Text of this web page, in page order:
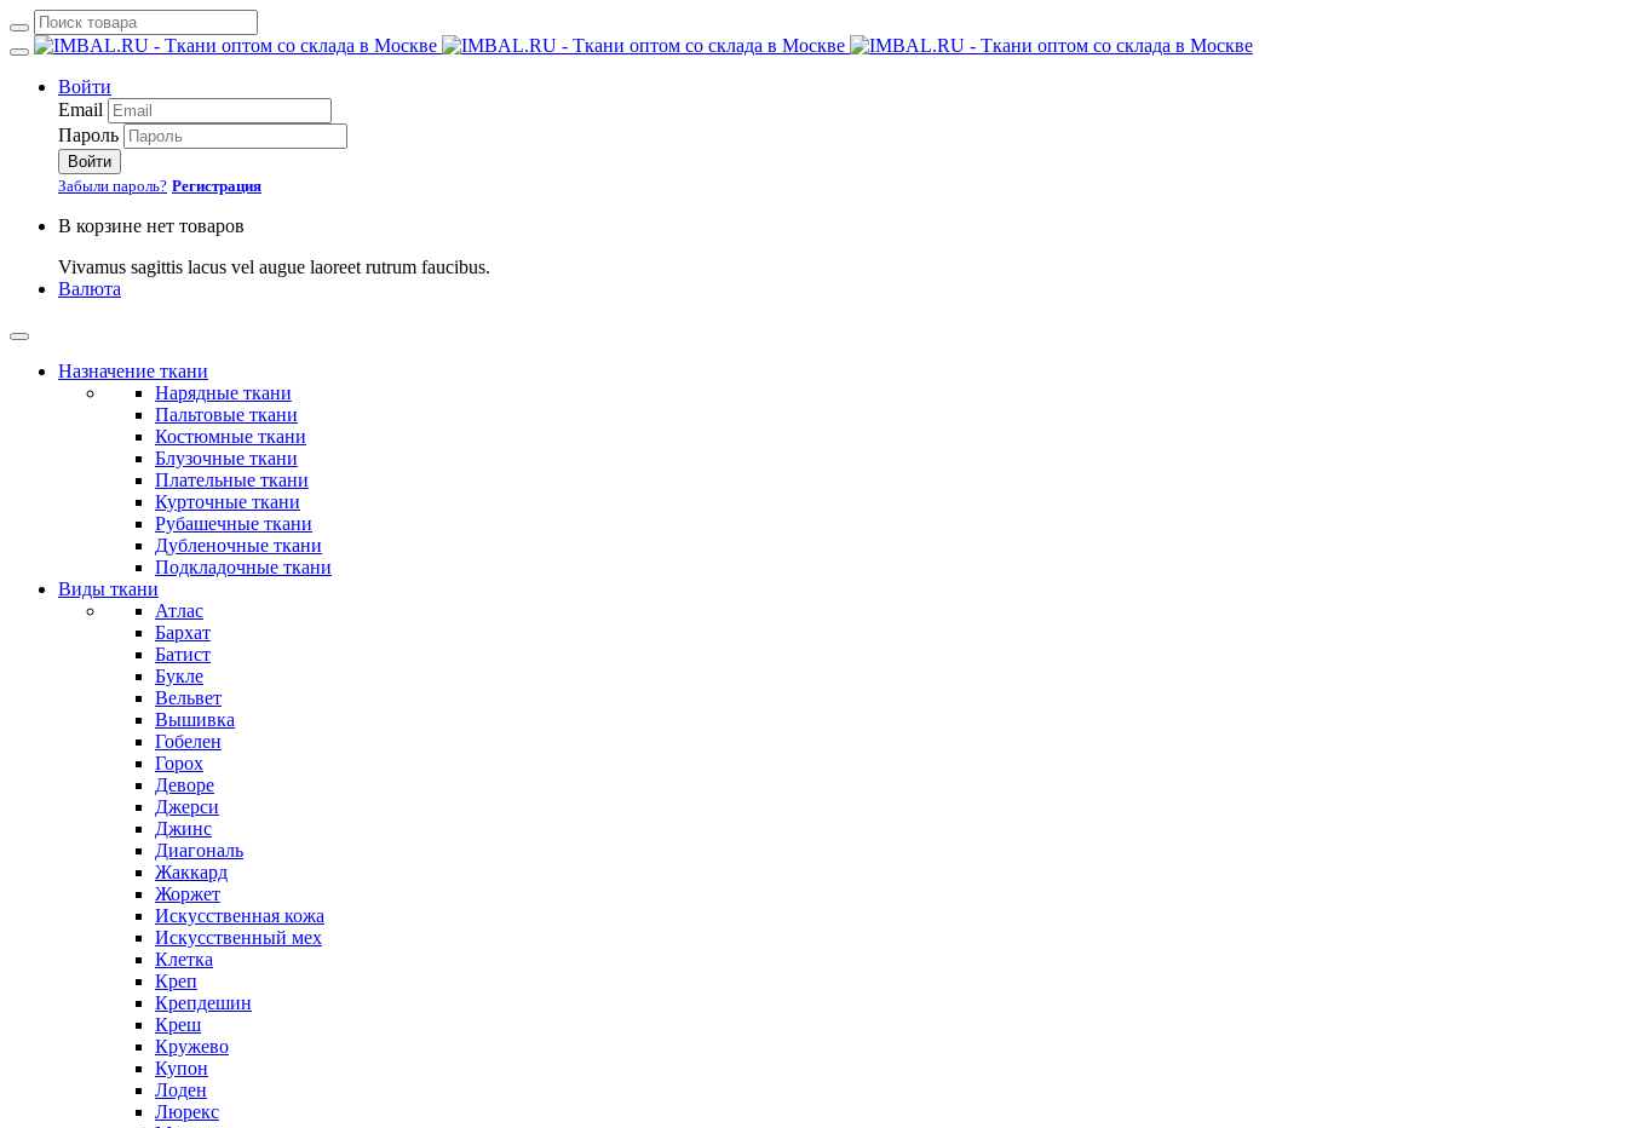
Войти
Email
Пароль
Войти
Забыли пароль? Регистрация
В корзине нет товаров
Vivamus sagittis lacus vel augue laoreet rutrum faucibus.
Валюта
Назначение ткани
Нарядные ткани
Пальтовые ткани
Костюмные ткани
Блузочные ткани
Плательные ткани
Курточные ткани
Рубашечные ткани
Дубленочные ткани
Подкладочные ткани
Виды ткани
Атлас
Бархат
Батист
Букле
Вельвет
Вышивка
Гобелен
Горох
Деворе
Джерси
Джинс
Диагональ
Жаккард
Жоржет
Искусственная кожа
Искусственный мех
Клетка
Креп
Крепдешин
Креш
Кружево
Купон
Лоден
Люрекс